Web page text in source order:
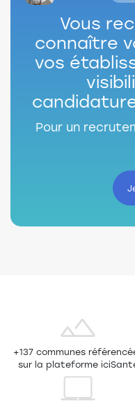
Vous
connaître
vos
Pour un
+137 communes
sur la plateforme